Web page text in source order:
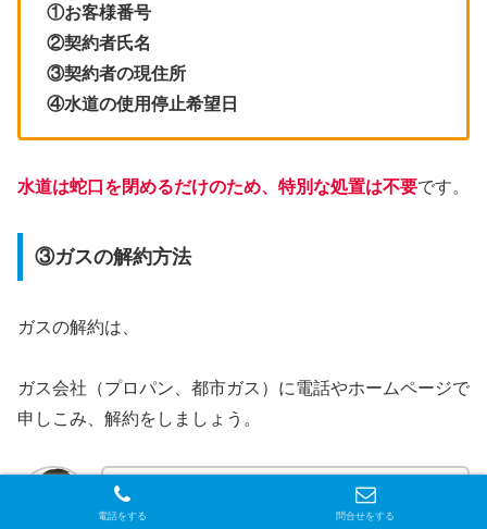
①お客様番号
②契約者氏名
③契約者の現住所
④水道の使用停止希望日
水道は蛇口を閉めるだけのため、特別な処置は不要です。
③ガスの解約方法
ガスの解約は、
ガス会社（プロパン、都市ガス）に電話やホームページで
申しこみ、解約をしましょう。
マンションは
オートロック内に入る必要があ
るため、立ち合いが必要
です。
電話をする 問合せをする